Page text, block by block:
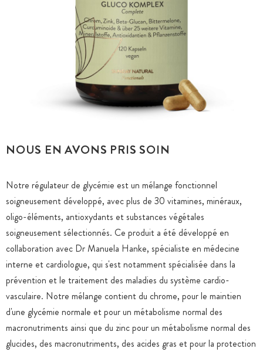
NOUS EN AVONS PRIS SOIN
Notre régulateur de glycémie est un mélange fonctionnel
soigneusement développé, avec plus de 30 vitamines, minéraux,
oligo-éléments, antioxydants et substances végétales
soigneusement sélectionnés. Ce produit a été développé en
collaboration avec Dr Manuela Hanke, spécialiste en médecine
interne et cardiologue, qui s'est notamment spécialisée dans la
prévention et le traitement des maladies du système cardio-
vasculaire. Notre mélange contient du chrome, pour le maintien
d'une glycémie normale et pour un métabolisme normal des
macronutriments ainsi que du zinc pour un métabolisme normal des
glucides, des macronutriments, des acides gras et pour la protection